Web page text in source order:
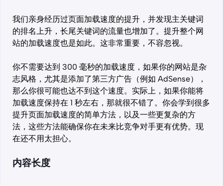
我们亲身经历过页面加载速度的提升，并发现主关键词
的排名上升，长尾关键词的流量也增加了。提升整个网
站的加载速度也是如此。这非常重要，不容忽视。
你不需要达到 300 毫秒的加载速度，如果你的网站是杂
志风格，尤其是添加了第三方广告（例如 AdSense），
那么你很可能也达不到这个速度。实际上，如果你能将
加载速度保持在 1 秒左右，那就很不错了。你会学到很多
提升页面加载速度的简单方法，以及一些更复杂的方
法，这些方法能确保你在未来比竞争对手更有优势。现
在还不用太担心。
内容长度